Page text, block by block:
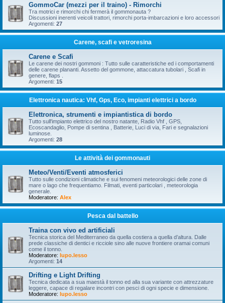
GommoCar (mezzi per il traino) - Rimorchi
Tra motrici e rimorchi chi fermerà il gommonauta ?
Discussioni inerenti veicoli trattori, rimorchi porta-imbarcazioni e loro accessori
Argomenti: 27
Carene, scafi e vetroresina
Carene e Scafi
Le carene dei nostri gommoni : Tutto sulle caratteristiche ed i comportamenti
delle carene plananti. Assetto del gommone, attaccatura tubolari , Scafi in
genere, flaps .
Argomenti: 15
Elettronica nautica: Vhf, Gps, Eco, impianti elettrici a bordo
Elettronica, strumenti e impiantistica di bordo
Tutto sull'impianto elettrico del nostro natante, Radio Vhf , GPS,
Ecoscandaglio, Pompe di sentina , Batterie, Luci di via, Fari e segnalazioni
luminose.
Argomenti: 28
Le attività dei gommonauti
Meteo/Venti/Eventi atmosferici
Tutto sulle condizioni climatiche e sui fenomeni meteorologici delle zone di
mare o lago che frequentiamo. Filmati, eventi particolari , meteorologia
generale.
Moderatore: Alex
Pesca dal battello
Traina con vivo ed artificiali
Tecnica storica del Mediterraneo da quella costiera a quella d’altura. Dalle
prede classiche di dentici e ricciole sino alle nuove frontiere oramai comuni
come il tonno.
Moderatore: lupo.lesso
Argomenti: 14
Drifting e Light Drifting
Tecnica dedicata a sua maestà il tonno ed alla sua variante con attrezzature
leggere, capace di regalare incontri con pesci di ogni specie e dimensione.
Moderatore: lupo.lesso